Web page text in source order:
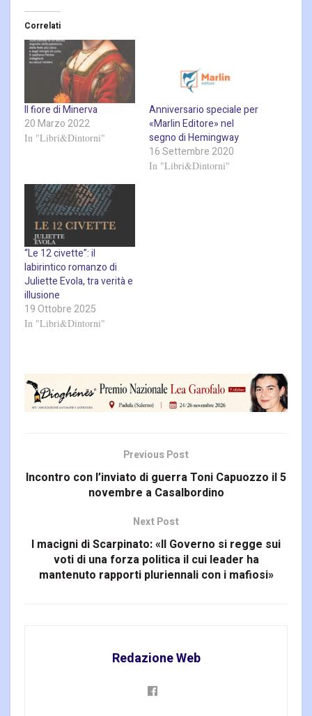
Correlati
Il fiore di Minerva
20 Marzo 2022
In "Libri&Dintorni"
Anniversario speciale per
«Marlin Editore» nel
segno di Hemingway
16 Settembre 2020
In "Libri&Dintorni"
“Le 12 civette”: il
labirintico romanzo di
Juliette Evola, tra verità e
illusione
19 Ottobre 2025
In "Libri&Dintorni"
Previous Post
Incontro con l’inviato di guerra Toni Capuozzo il 5
novembre a Casalbordino
Next Post
I macigni di Scarpinato: «Il Governo si regge sui
voti di una forza politica il cui leader ha
mantenuto rapporti pluriennali con i mafiosi»
Redazione Web